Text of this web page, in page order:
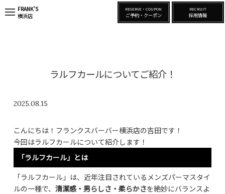
FRANK’S
横浜店
RESERVE・COUPON
ご予約・クーポン
RECRUIT
採用情報
ラルフカールについてご紹介！
2025.08.15
こんにちは！フランクスバーバー横浜店の吉田です！
今回はラルフカールについて紹介します！
「ラルフカール」とは
「ラルフカール」は、近年注目されているメンズパーマスタイ
ルの一種で、 清潔感・男らしさ・柔らかさを絶妙にバランスよ
t